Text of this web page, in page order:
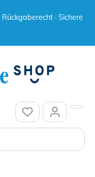
· Sichere